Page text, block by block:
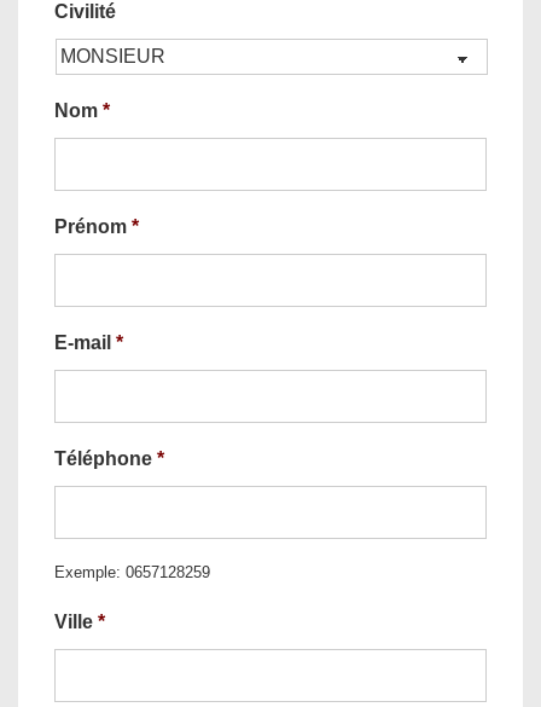
Civilité
Nom *
Prénom *
E-mail *
Téléphone *
Exemple: 0657128259
Ville *